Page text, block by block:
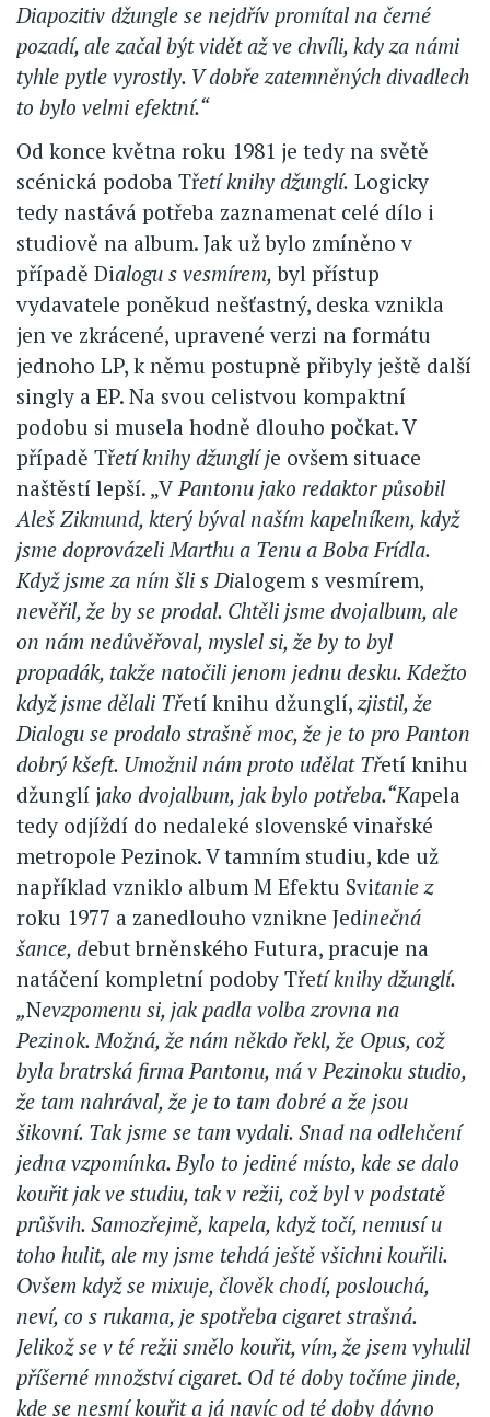
Diapozitiv džungle se nejdřív promítal na černé
pozadí, ale začal být vidět až ve chvíli, kdy za námi
tyhle pytle vyrostly. V dobře zatemněných divadlech
to bylo velmi efektní.“
Od konce května roku 1981 je tedy na světě
scénická podoba Třetí knihy džunglí. Logicky
tedy nastává potřeba zaznamenat celé dílo i
studiově na album. Jak už bylo zmíněno v
případě Dialogu s vesmírem, byl přístup
vydavatele poněkud nešťastný, deska vznikla
jen ve zkrácené, upravené verzi na formátu
jednoho LP, k němu postupně přibyly ještě další
singly a EP. Na svou celistvou kompaktní
podobu si musela hodně dlouho počkat. V
případě Třetí knihy džunglí je ovšem situace
naštěstí lepší. „VPantonu jako redaktor působil
Aleš Zikmund, který býval naším kapelníkem, když
jsme doprovázeli Marthu a Tenu a Boba Frídla.
Když jsme za ním šli s Dialogem s vesmírem,
nevěřil, že by se prodal. Chtěli jsme dvojalbum, ale
on nám nedůvěřoval, myslel si, že by to byl
propadák, takže natočili jenom jednu desku. Kdežto
když jsme dělali Třetí knihu džunglí,zjistil, že
Dialogu se prodalo strašně moc, že je to pro Panton
dobrý kšeft. Umožnil nám proto udělat Třetí knihu
džunglí jako dvojalbum, jak bylo potřeba.“Kapela
tedy odjíždí do nedaleké slovenské vinařské
metropole Pezinok. V tamním studiu, kde už
například vzniklo album M Efektu Svitanie z
roku 1977 a zanedlouho vznikne Jedinečná
šance, debut brněnského Futura, pracuje na
natáčení kompletní podoby Třetí knihy džunglí.
„Nevzpomenu si, jak padla volba zrovna na
Pezinok. Možná, že nám někdo řekl, že Opus, což
byla bratrská firma Pantonu, má v Pezinoku studio,
že tam nahrával, že je to tam dobré a že jsou
šikovní. Tak jsme se tam vydali. Snad na odlehčení
jedna vzpomínka. Bylo to jediné místo, kde se dalo
kouřit jak ve studiu, tak v režii, což byl v podstatě
průšvih. Samozřejmě, kapela, když točí, nemusí u
toho hulit, ale my jsme tehdá ještě všichni kouřili.
Ovšem když se mixuje, člověk chodí, poslouchá,
neví, co s rukama, je spotřeba cigaret strašná.
Jelikož se v té režii smělo kouřit, vím, že jsem vyhulil
příšerné množství cigaret. Od té doby točíme jinde,
kde se nesmí kouřit a já navíc od té doby dávno